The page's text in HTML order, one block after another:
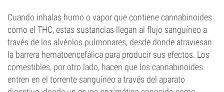
Cuando inhalas humo o vapor que contiene cannabinoides
como el THC, estas sustancias llegan al flujo sanguíneo a
través de los alvéolos pulmonares, desde donde atraviesan
la barrera hematoencefálica para producir sus efectos. Los
comestibles, por otro lado, hacen que los cannabinoides
entren en el torrente sanguíneo a través del aparato